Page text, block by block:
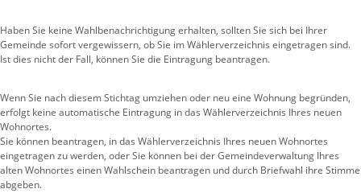
Haben Sie keine Wahlbenachrichtigung erhalten, sollten Sie sich bei Ihrer
Gemeinde sofort vergewissern, ob Sie im Wählerverzeichnis eingetragen sind.
Ist dies nicht der Fall, können Sie die Eintragung beantragen.
Wenn Sie nach diesem Stichtag umziehen oder neu eine Wohnung begründen,
erfolgt keine automatische Eintragung in das Wählerverzeichnis Ihres neuen
Wohnortes.
Sie können beantragen, in das Wählerverzeichnis Ihres neuen Wohnortes
eingetragen zu werden, oder Sie können bei der Gemeindeverwaltung Ihres
alten Wohnortes einen Wahlschein beantragen und durch Briefwahl ihre Stimme
abgeben.